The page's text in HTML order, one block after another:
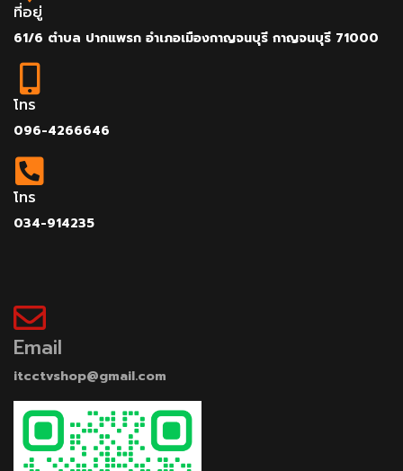
ที่อยู่
61/6 ตำบล ปากแพรก อำเภอเมืองกาญจนบุรี กาญจนบุรี 71000
โทร
096-4266646
โทร
034-914235
Email
itcctvshop@gmail.com